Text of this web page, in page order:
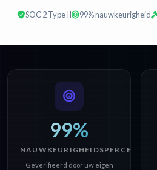
SOC 2 Type II 99% nauwkeurigheid
99%
NAUWKEURIGHEIDSPERCENTAGE
Geverifieerd door uw eigen